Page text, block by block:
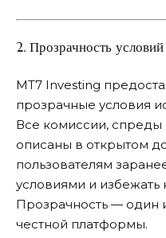
2. Прозрачность условий
MT7 Investing
прозрачные условия
Все комиссии,
описаны в открытом
пользователям
условиями и
Прозрачность — один
честной платформы.